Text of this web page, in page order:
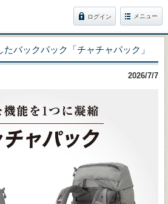
ログイン メニュー
バックパック「チャチャパック」
2026/7/7